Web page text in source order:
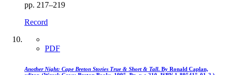
pp. 217–219
Record
PDF
Another Night: Cape Breton Stories True & Short & Tall. By Ronald Caplan,